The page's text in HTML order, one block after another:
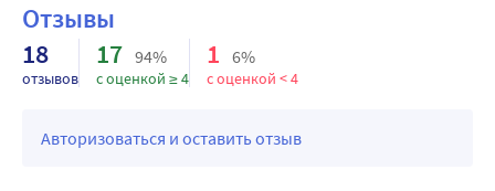
Отзывы
18
отзывов
17 94%
с оценкой ≥ 4
1 6%
с оценкой < 4
Авторизоваться и оставить отзыв